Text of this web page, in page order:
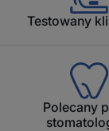
Testowany
Polecany